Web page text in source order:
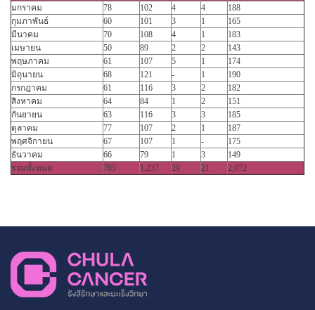
มกราคม
78 102 4 4
188
กุมภาพันธ์
60 101 3 1
165
มีนาคม
70 108 4 1
183
เมษายน
50 89 2 2
143
พฤษภาคม
61 107 5 1
174
มิถุนายน
68 121 - 1
190
กรกฎาคม
61 116 3 2
182
สิงหาคม
64 84 1 2
151
กันยายน
63 116 3 3
185
ตุลาคม
77 107 2 1
187
พฤศจิกายน
67 107 1 -
175
ธันวาคม
66 79 1 3
149
รวมทั้งหมด
785 1,237 29 21 2,072